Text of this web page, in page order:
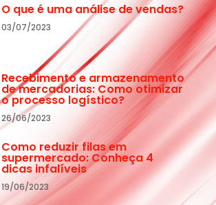
O que é uma análise de vendas?
03/07/2023
Recebimento e armazenamento
de mercadorias: Como otimizar
o processo logístico?
26/06/2023
Como reduzir filas em
supermercado: Conheça 4
dicas infalíveis
19/06/2023